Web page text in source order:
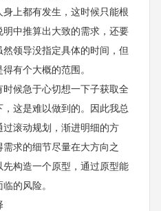
上都有发生，这时候只能根
中推算出大致的需求，还要
领导没指定具体的时间，但
有个大概的范围。
候急于心切想一下子获取全
这是难以做到的。因此我总
滚动规划，渐进明细的方
求的细节尽量在大方向之
构造一个原型，通过原型能
的风险。